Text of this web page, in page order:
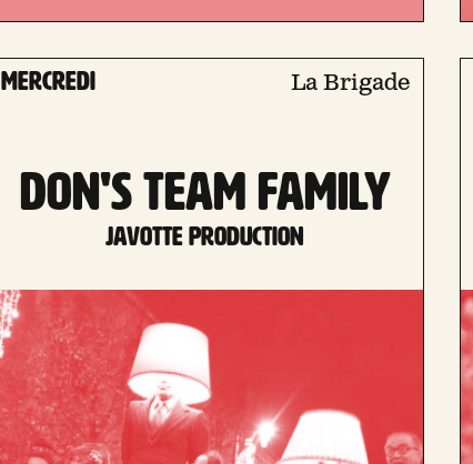
mercredi La Brigade
DON'S TEAM FAMILY
Javotte Production